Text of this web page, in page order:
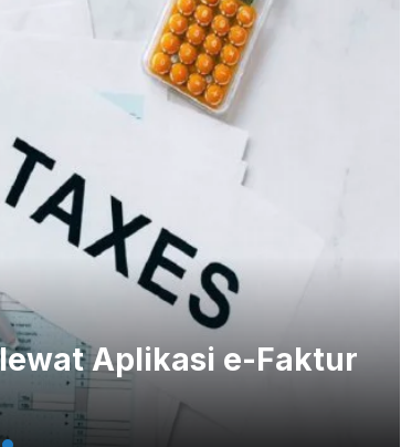
Aplikasi e-Faktur